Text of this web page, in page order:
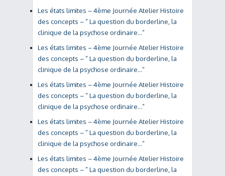
Les états limites – 4ème Journée Atelier Histoire
des concepts – ” La question du borderline, la
clinique de la psychose ordinaire…”
Les états limites – 4ème Journée Atelier Histoire
des concepts – ” La question du borderline, la
clinique de la psychose ordinaire…”
Les états limites – 4ème Journée Atelier Histoire
des concepts – ” La question du borderline, la
clinique de la psychose ordinaire…”
Les états limites – 4ème Journée Atelier Histoire
des concepts – ” La question du borderline, la
clinique de la psychose ordinaire…”
Les états limites – 4ème Journée Atelier Histoire
des concepts – ” La question du borderline, la